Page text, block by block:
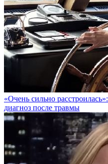
«Очень сильно
диагноз после травмы